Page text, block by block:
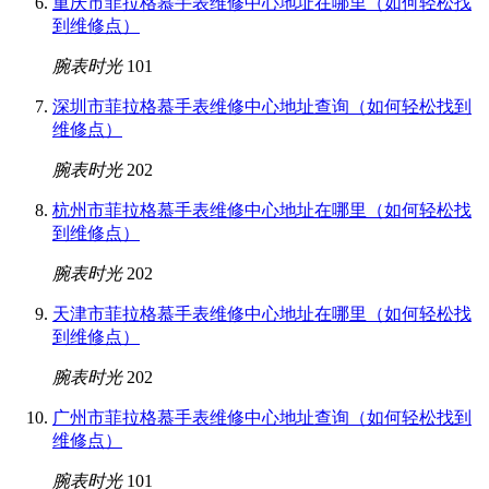
到维修点）
腕表时光 101
深圳市菲拉格慕手表维修中心地址查询（如何轻松找到
维修点）
腕表时光 202
杭州市菲拉格慕手表维修中心地址在哪里（如何轻松找
到维修点）
腕表时光 202
天津市菲拉格慕手表维修中心地址在哪里（如何轻松找
到维修点）
腕表时光 202
广州市菲拉格慕手表维修中心地址查询（如何轻松找到
维修点）
腕表时光 101